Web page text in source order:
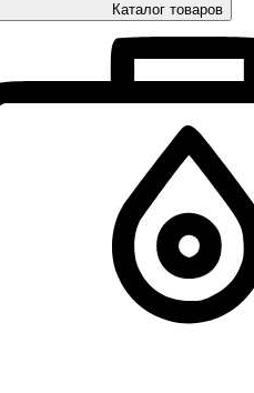
Каталог товаров